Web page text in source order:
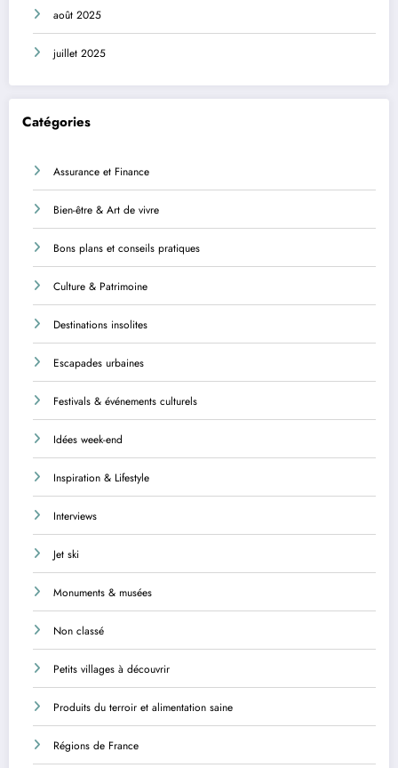
août 2025
juillet 2025
Catégories
Assurance et Finance
Bien-être & Art de vivre
Bons plans et conseils pratiques
Culture & Patrimoine
Destinations insolites
Escapades urbaines
Festivals & événements culturels
Idées week-end
Inspiration & Lifestyle
Interviews
Jet ski
Monuments & musées
Non classé
Petits villages à découvrir
Produits du terroir et alimentation saine
Régions de France